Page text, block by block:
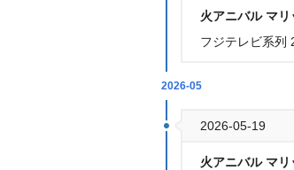
火アニバル マ
フジテレビ系列
2026-05
2026-05-19
火アニバル マ